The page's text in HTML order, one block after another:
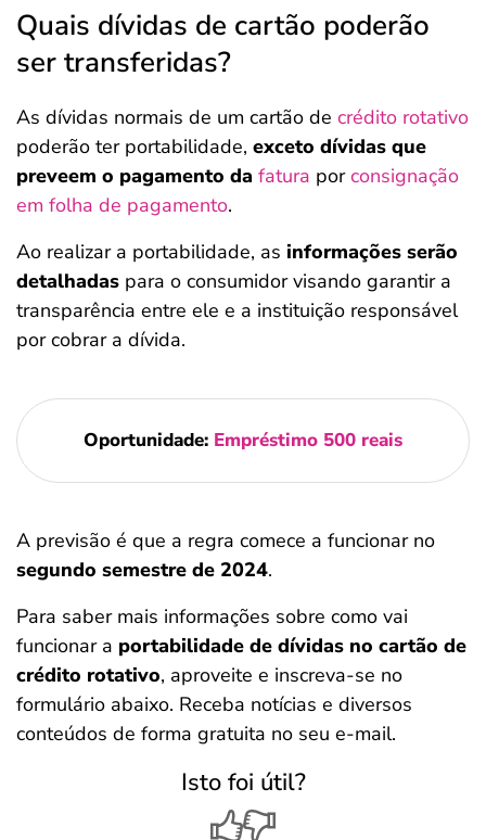
Quais dívidas de cartão poderão
ser transferidas?
As dívidas normais de um cartão de crédito rotativo
poderão ter portabilidade, exceto dívidas que
preveem o pagamento da fatura por consignação
em folha de pagamento.
Ao realizar a portabilidade, as informações serão
detalhadas para o consumidor visando garantir a
transparência entre ele e a instituição responsável
por cobrar a dívida.
Oportunidade: Empréstimo 500 reais
A previsão é que a regra comece a funcionar no
segundo semestre de 2024.
Para saber mais informações sobre como vai
funcionar a portabilidade de dívidas no cartão de
crédito rotativo, aproveite e inscreva-se no
formulário abaixo. Receba notícias e diversos
conteúdos de forma gratuita no seu e-mail.
Isto foi útil?